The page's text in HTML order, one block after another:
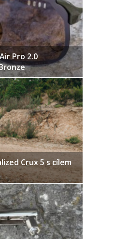
Pro 2.0
Crux 5 s cílem